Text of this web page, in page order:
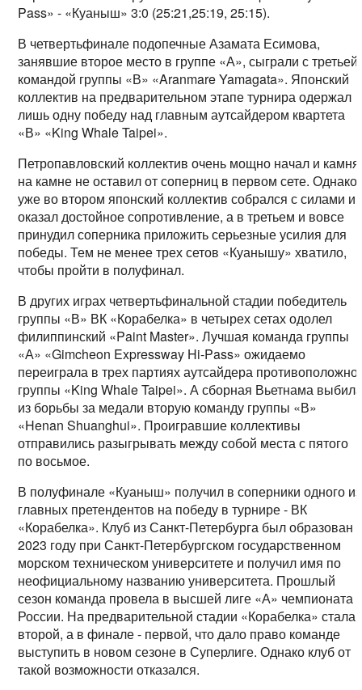
Pass» - «Куаныш» 3:0 (25:21,25:19, 25:15).
В четвертьфинале подопечные Азамата Есимова,
занявшие второе место в группе «А», сыграли с третьей
командой группы «В» «Aranmare Yamagata». Японский
коллектив на предварительном этапе турнира одержал
лишь одну победу над главным аутсайдером квартета
«В» «King Whale Taipei».
Петропавловский коллектив очень мощно начал и камня
на камне не оставил от соперниц в первом сете. Однако
уже во втором японский коллектив собрался с силами и
оказал достойное сопротивление, а в третьем и вовсе
принудил соперника приложить серьезные усилия для
победы. Тем не менее трех сетов «Куанышу» хватило,
чтобы пройти в полуфинал.
В других играх четвертьфинальной стадии победитель
группы «В» ВК «Корабелка» в четырех сетах одолел
филиппинский «Paint Master». Лучшая команда группы
«А» «Gimcheon Expressway Hi-Pass» ожидаемо
переиграла в трех партиях аутсайдера
группы «King Whale Taipei». А сборная Вьетнама
из борьбы за медали вторую команду группы «В»
«Henan Shuanghui». Проигравшие коллективы
отправились разыгрывать между собой места с пятого
по восьмое.
В полуфинале «Куаныш» получил в соперники одного из
главных претендентов на победу в турнире - ВК
«Корабелка». Клуб из Санкт-Петербурга был образован
2023 году при Санкт-Петербургском государственном
морском техническом университете и получил имя по
неофициальному названию университета. Прошлый
сезон команда провела в высшей лиге «А» чемпионата
России. На предварительной стадии «Корабелка» стала
второй, а в финале - первой, что дало право команде
выступить в новом сезоне в Суперлиге. Однако клуб от
такой возможности отказался.